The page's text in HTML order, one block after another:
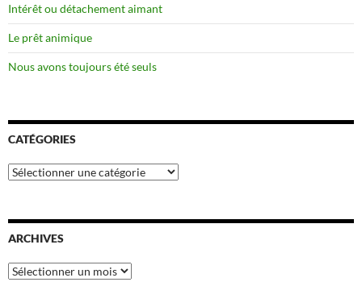
Intérêt ou détachement aimant
Le prêt animique
Nous avons toujours été seuls
CATÉGORIES
Catégories
ARCHIVES
Archives